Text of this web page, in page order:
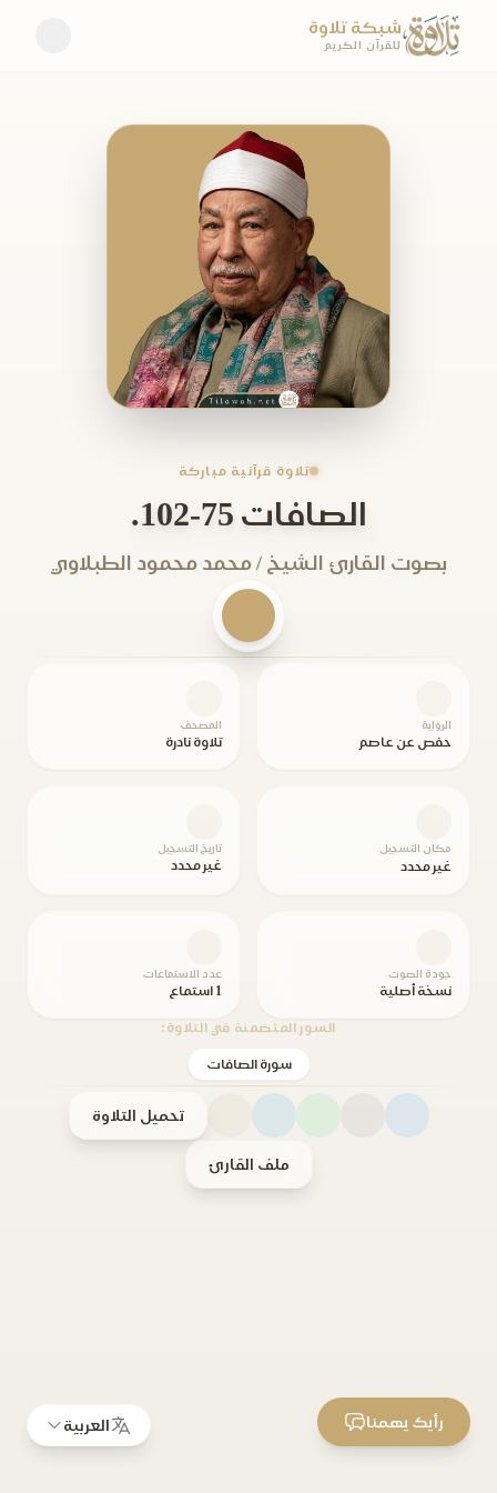
شبكة تلاوة
للقرآن الكريم
تلاوة قرآنية مباركة
الصافات 75-102.
بصوت القارئ الشيخ / محمد محمود الطبلاوي
الرواية
حفص عن عاصم
المصحف
تلاوة نادرة
مكان التسجيل
غير محدد
تاريخ التسجيل
غير محدد
جودة الصوت
نسخة أصلية
عدد الاستماعات
1 استماع
السور المتضمنة في التلاوة:
سورة الصافات
تحميل التلاوة
ملف القارئ
العربية رأيك يهمنا